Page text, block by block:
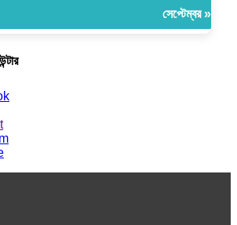
সেপ্টেম্বর »